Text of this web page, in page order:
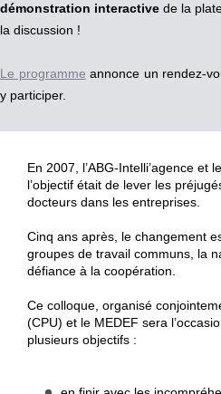
démonstration interactive de la
la discussion !
Le programme annonce un rendez-
y participer.
En 2007, l’ABG-Intelli’agence
l’objectif était de lever les
docteurs dans les entreprises.
Cinq ans après, le changement
groupes de travail communs, la
défiance à la coopération.
Ce colloque, organisé
(CPU) et le MEDEF sera
plusieurs objectifs :